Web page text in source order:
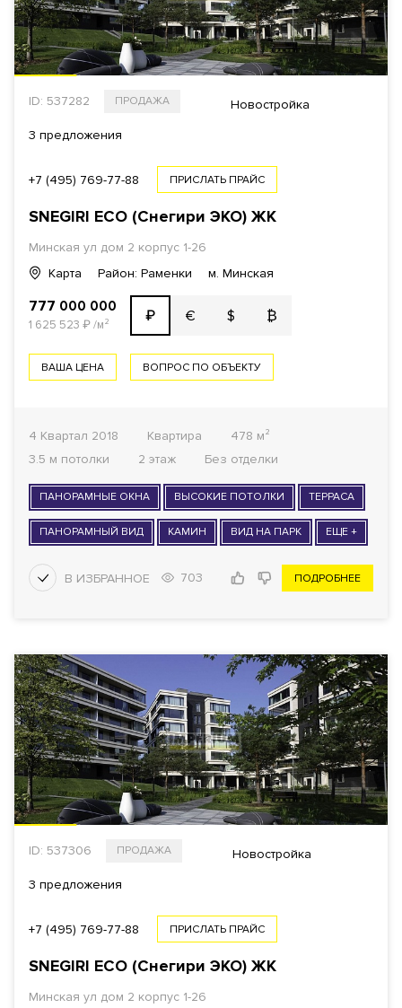
ID: 537282 ПРОДАЖА Новостройка
3 предложения
+7 (495) 769-77-88 ПРИСЛАТЬ ПРАЙС
SNEGIRI ECO (Снегири ЭКО) ЖК
Минская ул дом 2 корпус 1-26
Карта
Район: Раменки м. Минская
777 000 000
1 625 523 ₽/м² ₽ € $ ₿
ВАША ЦЕНА ВОПРОС ПО ОБЪЕКТУ
4 Квартал 2018 Квартира
478 м²
3.5 м потолки
2 этаж Без отделки
ПАНОРАМНЫЕ ОКНА ВЫСОКИЕ ПОТОЛКИ ТЕРРАСА
ПАНОРАМНЫЙ ВИД КАМИН ВИД НА ПАРК ЕЩЕ +
703 ПОДРОБНЕЕ
ID: 537306 ПРОДАЖА Новостройка
3 предложения
+7 (495) 769-77-88 ПРИСЛАТЬ ПРАЙС
SNEGIRI ECO (Снегири ЭКО) ЖК
Минская ул дом 2 корпус 1-26